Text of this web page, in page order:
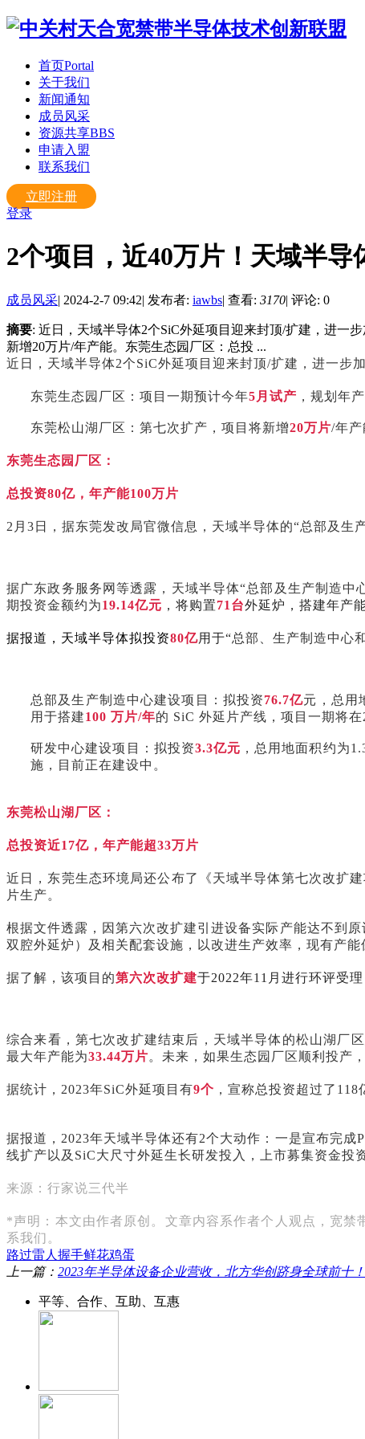
首页Portal
关于我们
新闻通知
成员风采
资源共享BBS
申请入盟
联系我们
立即注册
登录
2个项目，近40万片！天域半导
成员风采| 2024-2-7 09:42| 发布者: iawbs| 查看: 3170| 评论: 0
摘要: 近日，天域半导体2个SiC外延项目迎来封顶/扩建，进一
新增20万片/年产能。东莞生态园厂区：总投 ...
近日，天域半导体2个SiC外延项目迎来封顶/扩建，进一步
东莞生态园厂区：项目一期预计今年5月试产 ，规划年
东莞松山湖厂区：第七次扩产，项目将新增20万片/年产
东莞生态园厂区：
总投资80亿，年产能100万片
2月3日，据东莞发改局官微信息，天域半导体的“总部及生
据广东政务服务网等透露，天域半导体“总部及生产制造中
期投资金额约为19.14亿元 ，将购置71台外延炉，搭建年产
据报道，天域半导体拟投资80亿用于“总部、生产制造中心
总部及生产制造中心建设项目：拟投资76.7亿元，总用
用于搭建100 万片/年的 SiC 外延片产线，项目一期将在
研发中心建设项目：拟投资3.3亿元 ，总用地面积约为
施，目前正在建设中。
东莞松山湖厂区：
总投资近17亿，年产能超33万片
近日，东莞生态环境局还公布了《天域半导体第七次改扩
片生产。
根据文件透露，因第六次改扩建引进设备实际产能达不到
双腔外延炉）及相关配套设施，以改进生产效率，现有产能
据了解，该项目的第六次改扩建于2022年11月进行环评受
综合来看，第七次改扩建结束后，天域半导体的松山湖厂
最大年产能为33.44万片。未来，如果生态园厂区顺利投产
据统计，2023年SiC外延项目有9个 ，宣称总投资超过了
据报道，2023年天域半导体还有2个大动作：一是宣布完
线扩产以及SiC大尺寸外延生长研发投入，上市募集资金投
来源：行家说三代半
*声明：本文由作者原创。文章内容系作者个人观点，宽
系我们。
路过雷人 握手鲜花鸡蛋
上一篇： 2023年半导体设备企业营收，北方华创跻身全球前十！
平等、合作、互助、互惠